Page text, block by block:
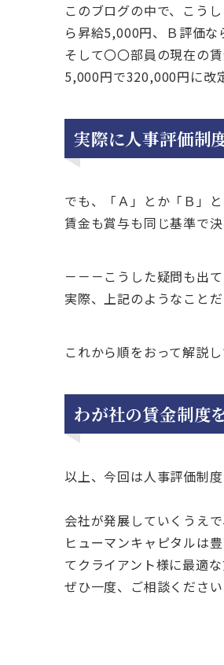
このブログの中で、こう
ら昇給5,000円、Ｂ評価な
そして〇〇部員の現在の
5,000円で320,000円に改
実際に人事評価制
でも、「Ａ」とか「Ｂ」
賃金も賞与も同じ基準で
－－－こうした疑問も出て
実際、上記のようなこと
これから順をおって解説し
わが社の賃金制度
以上、今回は人事評価制
会社が発展していくうえ
ヒューマンキャピタルは
てクライアント様に最適
ぜひ一度、ご相談ください